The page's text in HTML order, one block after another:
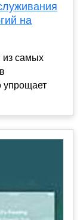
на
из самых
упрощает